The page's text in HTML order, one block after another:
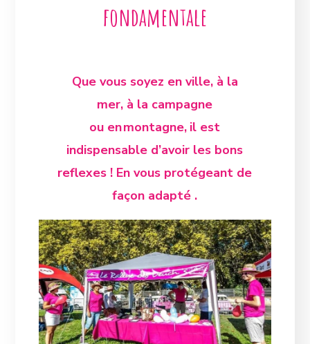
fondamentale
Que vous soyez en ville, à la
mer, à la campagne
ou enmontagne, il est
indispensable d’avoir les bons
reflexes ! En vous protégeant de
façon adapté .